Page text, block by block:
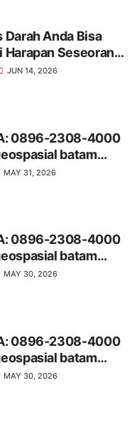
Anda Bisa
Harapan Seseorang:
di Donor
JUN 14, 2026
0896-2308-4000
batam
MAY 31, 2026
0896-2308-4000
batam
MAY 30, 2026
0896-2308-4000
batam
MAY 30, 2026